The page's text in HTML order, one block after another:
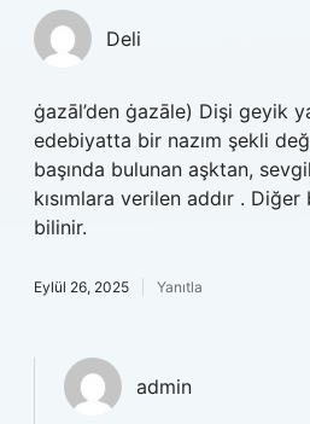
Deli
ġazāl’den ġazāle) Dişi geyik
edebiyatta bir nazım şekli
başında bulunan aşktan,
kısımlara verilen addır .
bilinir.
Eylül 26, 2025 Yanıtla
admin